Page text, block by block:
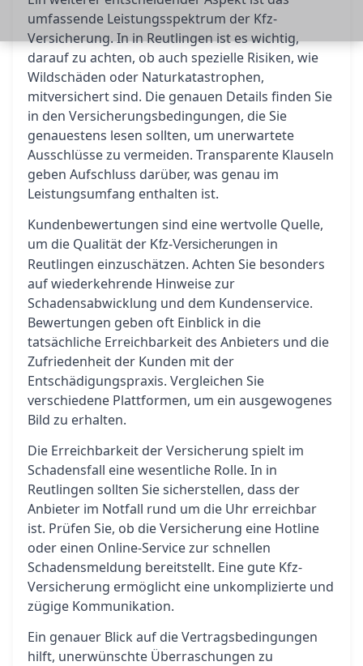
umfassende Leistungsspektrum der Kfz-
Versicherung. In in Reutlingen ist es wichtig,
darauf zu achten, ob auch spezielle Risiken, wie
Wildschäden oder Naturkatastrophen,
mitversichert sind. Die genauen Details finden Sie
in den Versicherungsbedingungen, die Sie
genauestens lesen sollten, um unerwartete
Ausschlüsse zu vermeiden. Transparente Klauseln
geben Aufschluss darüber, was genau im
Leistungsumfang enthalten ist.
Kundenbewertungen sind eine wertvolle Quelle,
um die Qualität der Kfz-Versicherungen in
Reutlingen einzuschätzen. Achten Sie besonders
auf wiederkehrende Hinweise zur
Schadensabwicklung und dem Kundenservice.
Bewertungen geben oft Einblick in die
tatsächliche Erreichbarkeit des Anbieters und die
Zufriedenheit der Kunden mit der
Entschädigungspraxis. Vergleichen Sie
verschiedene Plattformen, um ein ausgewogenes
Bild zu erhalten.
Die Erreichbarkeit der Versicherung spielt im
Schadensfall eine wesentliche Rolle. In in
Reutlingen sollten Sie sicherstellen, dass der
Anbieter im Notfall rund um die Uhr erreichbar
ist. Prüfen Sie, ob die Versicherung eine Hotline
oder einen Online-Service zur schnellen
Schadensmeldung bereitstellt. Eine gute Kfz-
Versicherung ermöglicht eine unkomplizierte und
zügige Kommunikation.
Ein genauer Blick auf die Vertragsbedingungen
hilft, unerwünschte Überraschungen zu